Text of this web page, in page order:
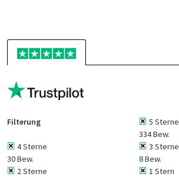
Filterung
5 Sterne
334 Bew.
4 Sterne
30 Bew.
3 Sterne
8 Bew.
2 Sterne
1 Stern